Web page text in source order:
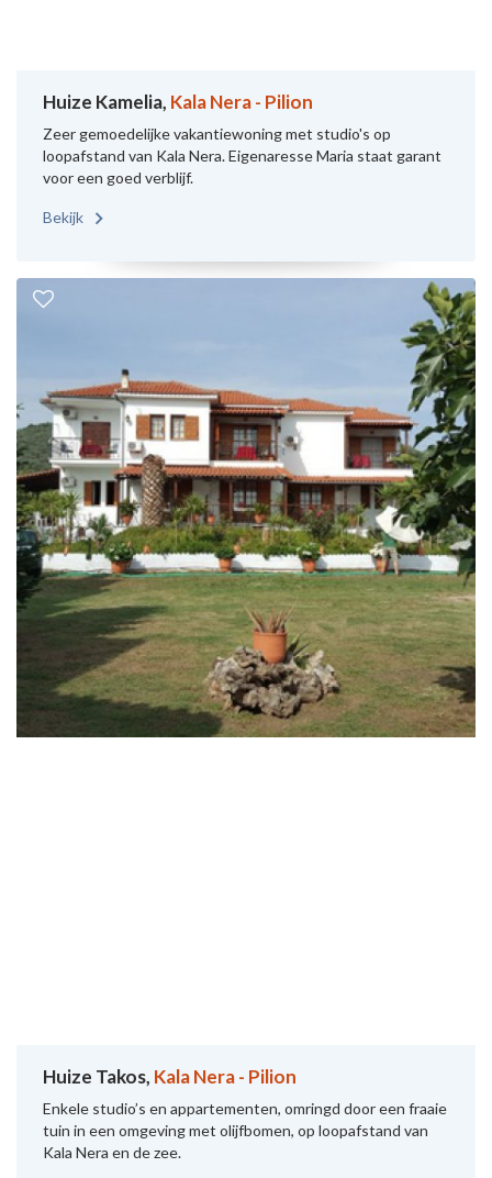
Huize Kamelia, Kala Nera - Pilion
Zeer gemoedelijke vakantiewoning met studio's op
loopafstand van Kala Nera. Eigenaresse Maria staat garant
voor een goed verblijf.
Bekijk
Huize Takos, Kala Nera - Pilion
Enkele studio’s en appartementen, omringd door een fraaie
tuin in een omgeving met olijfbomen, op loopafstand van
Kala Nera en de zee.